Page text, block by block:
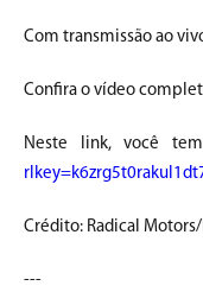
Com transmissão ao
Confira o vídeo
Neste link, você
Crédito: Radical
---